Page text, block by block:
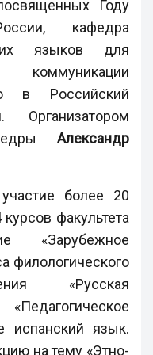
Году
кафедра
языков для
в Российский
Организатором
Александр
более 20
факультета
«Зарубежное
филологического
«Русская
испанский язык.
на тему «Этно-